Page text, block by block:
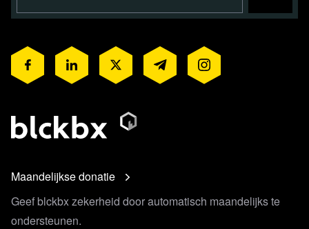
Maandelijkse donatie
Geef blckbx zekerheid door automatisch maandelijks te
ondersteunen.